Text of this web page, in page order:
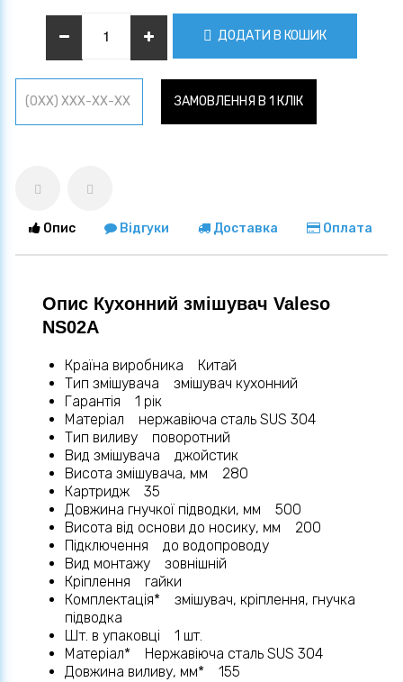
ДОДАТИ В КОШИК
ЗАМОВЛЕННЯ В 1 КЛІК
Опис Відгуки Доставка Оплата
Опис Кухонний змішувач Valeso
NS02A
Країна виробника Китай
Тип змішувача змішувач кухонний
Гарантія 1 рік
Матеріал нержавіюча сталь SUS 304
Тип виливу поворотний
Вид змішувача джойстик
Висота змішувача, мм 280
Картридж 35
Довжина гнучкої підводки, мм 500
Висота від основи до носику, мм 200
Підключення до водопроводу
Вид монтажу зовнішній
Кріплення гайки
Комплектація* змішувач, кріплення, гнучка
підводка
Шт. в упаковці 1 шт.
Матеріал* Нержавіюча сталь SUS 304
Довжина виливу, мм* 155